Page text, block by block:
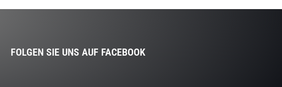
FOLGEN SIE UNS AUF FACEBOOK